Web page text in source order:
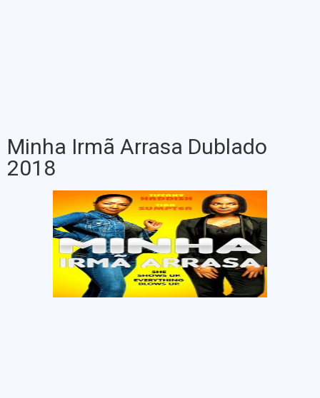
Minha Irmã Arrasa Dublado
2018